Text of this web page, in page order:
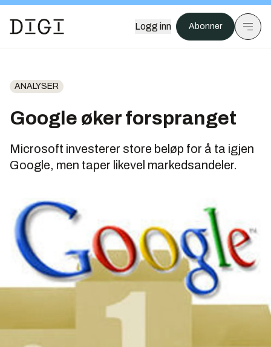
Logg inn Abonner
ANALYSER
Google øker forspranget
Microsoft investerer store beløp for å ta igjen
Google, men taper likevel markedsandeler.